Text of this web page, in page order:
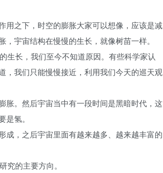
用之下，时空的膨胀大家可以想像，应该是减
宇宙结构在慢慢的生长，就像树苗一样。
生长，我们至今不知道原因。有些科学家认
，我们只能慢慢接近，利用我们今天的巡天观
胀。然后宇宙当中有一段时间是黑暗时代，这
氢。
成，之后宇宙里面有越来越多、越来越丰富的
的主要方向。